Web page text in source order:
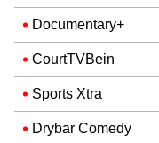
Documentary+
CourtTVBein
Sports Xtra
Drybar Comedy